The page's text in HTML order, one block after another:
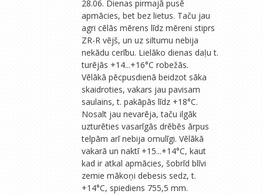
28.06. Dienas pirmajā pusē
apmācies, bet bez lietus. Taču jau
agri cēlās mērens līdz mēreni stiprs
ZR-R vējš, un uz siltumu nebija
nekādu cerību. Lielāko dienas daļu t.
turējās +14...+16°C robežās.
Vēlākā pēcpusdienā beidzot sāka
skaidroties, vakars jau pavisam
saulains, t. pakāpās līdz +18°C.
Nosalt jau nevarēja, taču ilgāk
uzturēties vasarīgās drēbēs ārpus
telpām arī nebija omulīgi. Vēlākā
vakarā un naktī +15...+14°C, kaut
kad ir atkal apmācies, šobrīd blīvi
zemie mākoņi debesis sedz, t.
+14°C, spiediens 755,5 mm.